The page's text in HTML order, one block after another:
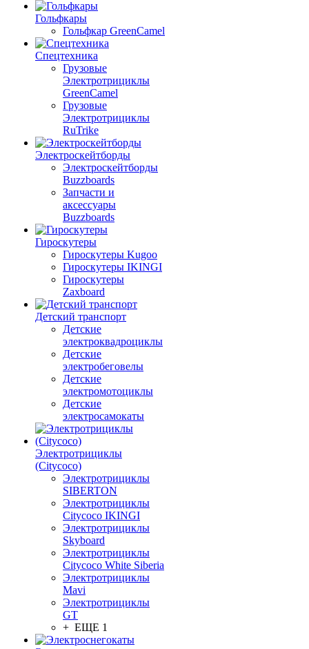
Гольфкары
Гольфкар GreenCamel
Спецтехника
Грузовые
Электротрициклы
GreenCamel
Грузовые
Электротрициклы
RuTrike
Электроскейтборды
Электроскейтборды
Buzzboards
Запчасти и
аксессуары
Buzzboards
Гироскутеры
Гироскутеры Kugoo
Гироскутеры IKINGI
Гироскутеры
Zaxboard
Детский транспорт
Детские
электроквадроциклы
Детские
электробеговелы
Детские
электромотоциклы
Детские
электросамокаты
Электротрициклы
(Citycoco)
Электротрициклы
SIBERTON
Электротрициклы
Citycoco IKINGI
Электротрициклы
Skyboard
Электротрициклы
Citycoco White Siberia
Электротрициклы
Mavi
Электротрициклы
GT
+ ЕЩЕ 1